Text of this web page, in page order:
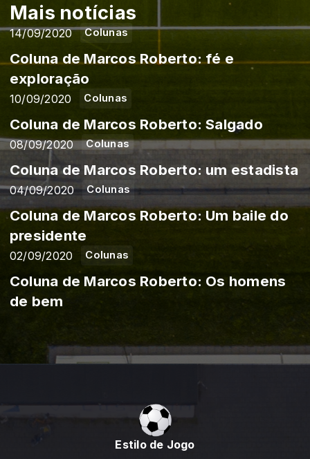
Mais notícias
Colunas
14/09/2020
Coluna de Marcos Roberto: fé e
exploração
Colunas
10/09/2020
Coluna de Marcos Roberto: Salgado
Colunas
08/09/2020
Coluna de Marcos Roberto: um estadista
Colunas
04/09/2020
Coluna de Marcos Roberto: Um baile do
presidente
Colunas
02/09/2020
Coluna de Marcos Roberto: Os homens
de bem
Estilo de Jogo